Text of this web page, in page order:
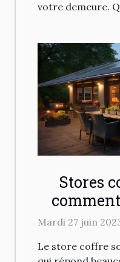
votre demeure.
Stores
Mardi 27 juin
Le store coffre